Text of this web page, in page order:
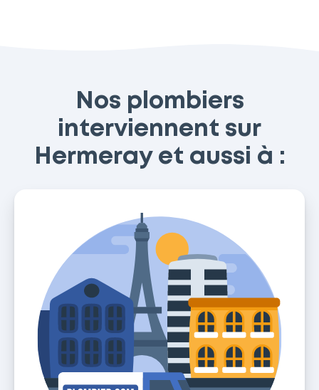
Nos plombiers
interviennent sur
Hermeray et aussi à :